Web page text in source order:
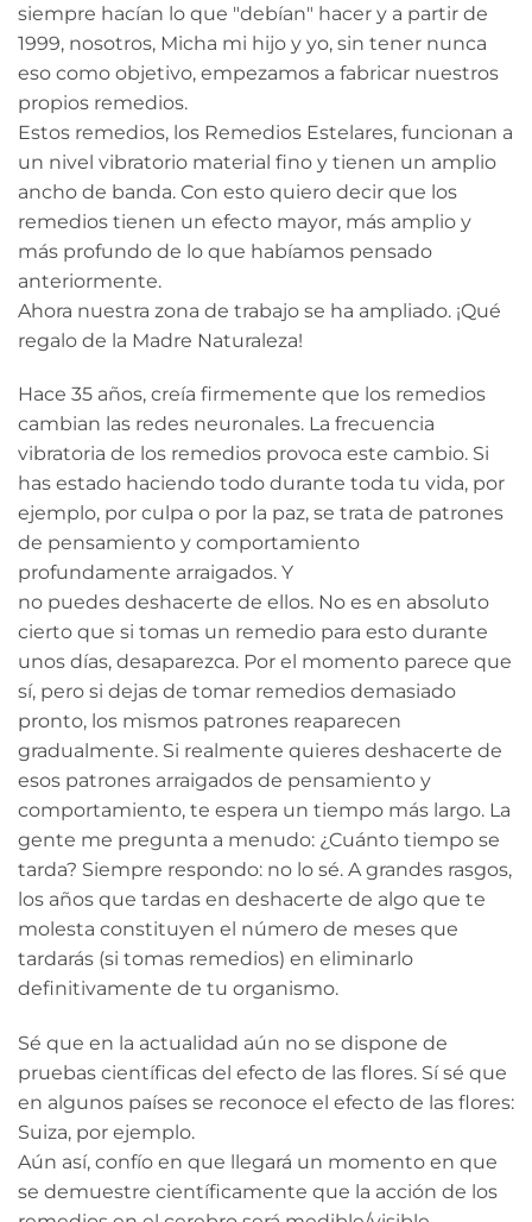
siempre hacían lo que "debían" hacer y a partir de
1999, nosotros, Micha mi hijo y yo, sin tener nunca
eso como objetivo, empezamos a fabricar nuestros
propios remedios.
Estos remedios, los Remedios Estelares, funcionan a
un nivel vibratorio material fino y tienen un amplio
ancho de banda. Con esto quiero decir que los
remedios tienen un efecto mayor, más amplio y
más profundo de lo que habíamos pensado
anteriormente.
Ahora nuestra zona de trabajo se ha ampliado. ¡Qué
regalo de la Madre Naturaleza!
Hace 35 años, creía firmemente que los remedios
cambian las redes neuronales. La frecuencia
vibratoria de los remedios provoca este cambio. Si
has estado haciendo todo durante toda tu vida, por
ejemplo, por culpa o por la paz, se trata de patrones
de pensamiento y comportamiento
profundamente arraigados. Y
no puedes deshacerte de ellos. No es en absoluto
cierto que si tomas un remedio para esto durante
unos días, desaparezca. Por el momento parece que
sí, pero si dejas de tomar remedios demasiado
pronto, los mismos patrones reaparecen
gradualmente. Si realmente quieres deshacerte de
esos patrones arraigados de pensamiento y
comportamiento, te espera un tiempo más largo. La
gente me pregunta a menudo: ¿Cuánto tiempo se
tarda? Siempre respondo: no lo sé. A grandes rasgos,
los años que tardas en deshacerte de algo que te
molesta constituyen el número de meses que
tardarás (si tomas remedios) en eliminarlo
definitivamente de tu organismo.
Sé que en la actualidad aún no se dispone de
pruebas científicas del efecto de las flores. Sí sé que
en algunos países se reconoce el efecto de las flores:
Suiza, por ejemplo.
Aún así, confío en que llegará un momento en que
se demuestre científicamente que la acción de los